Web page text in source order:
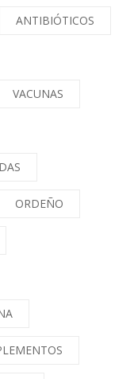
ANTIBIÓTICOS
VACUNAS
ORDEÑO